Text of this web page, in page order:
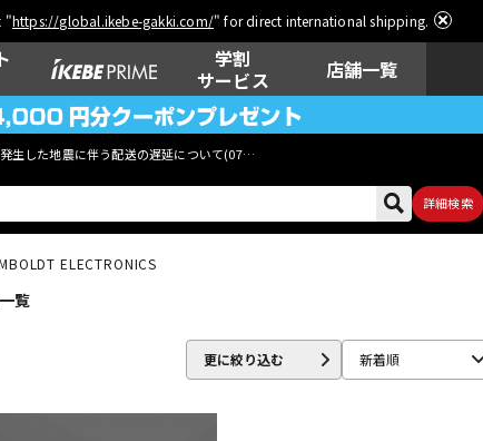
"https://global.ikebe-gakki.com/" for direct international shipping.
学割
サービス
店舗一覧
発生した地震に伴う配送の遅延について(07月29日
詳細検索
その他楽器
ELECTRONICS
覧
更に絞り込む 新着順